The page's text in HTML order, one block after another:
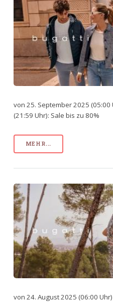
von 25. September 2025
(21:59 Uhr): Sale bis zu 80%
MEHR...
von 24. August 2025 (06:00